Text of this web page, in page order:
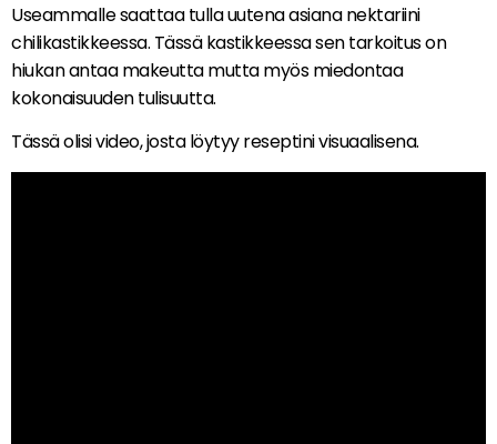
Useammalle saattaa tulla uutena asiana nektariini
chilikastikkeessa. Tässä kastikkeessa sen tarkoitus on
hiukan antaa makeutta mutta myös miedontaa
kokonaisuuden tulisuutta.
Tässä olisi video, josta löytyy reseptini visuaalisena.